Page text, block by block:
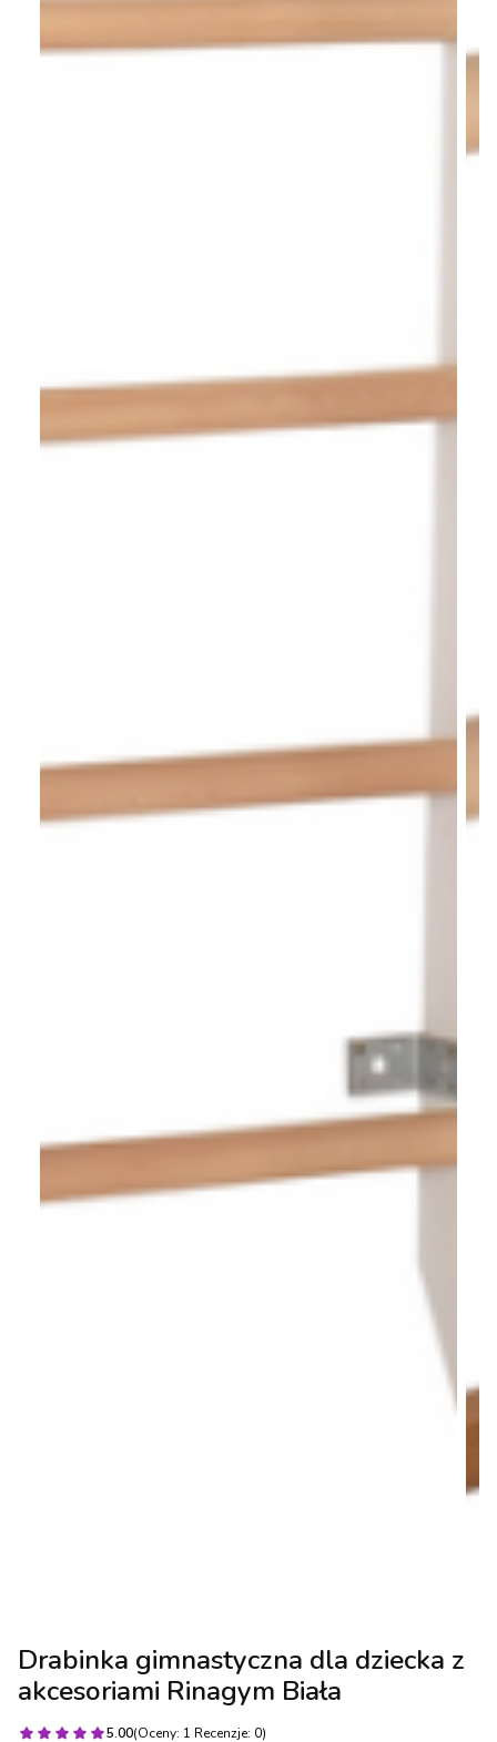
Drabinka gimnastyczna dla dziecka z
akcesoriami Rinagym Biała
5.00(Oceny: 1 Recenzje: 0)